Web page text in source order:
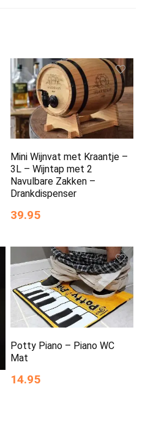
Mini Wijnvat met Kraantje –
3L – Wijntap met 2
Navulbare Zakken –
Drankdispenser
39.95
Potty Piano – Piano WC
Mat
14.95